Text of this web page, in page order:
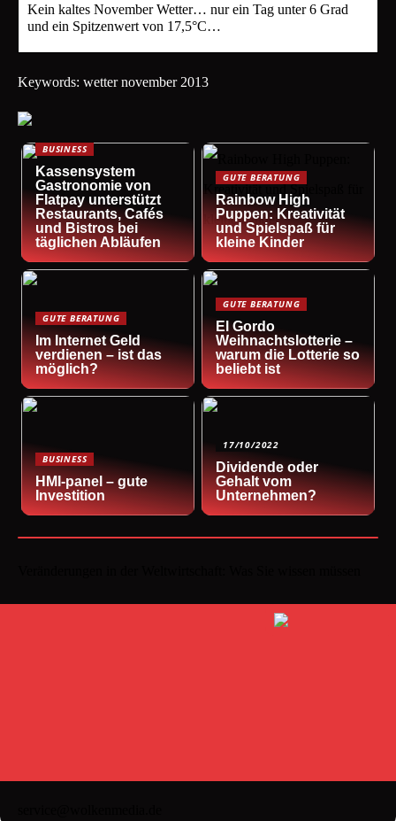
Kein kaltes November Wetter… nur ein Tag unter 6 Grad
und ein Spitzenwert von 17,5°C…
Keywords: wetter november 2013
BUSINESS
Kassensystem
Gastronomie von
Flatpay unterstützt
Restaurants, Cafés
und Bistros bei
täglichen Abläufen
GUTE BERATUNG
Rainbow High
Puppen: Kreativität
und Spielspaß für
kleine Kinder
GUTE BERATUNG
Im Internet Geld
verdienen – ist das
möglich?
GUTE BERATUNG
El Gordo
Weihnachtslotterie –
warum die Lotterie so
beliebt ist
BUSINESS
HMI-panel – gute
Investition
17/10/2022
Dividende oder
Gehalt vom
Unternehmen?